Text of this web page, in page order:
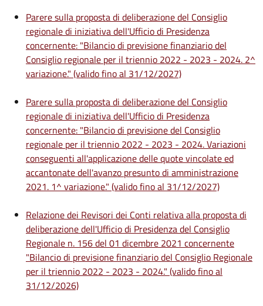
Parere sulla proposta di deliberazione del Consiglio
regionale di iniziativa dell'Ufficio di Presidenza
concernente: "Bilancio di previsione finanziario del
Consiglio regionale per il triennio 2022 - 2023 - 2024. 2^
variazione." (valido fino al 31/12/2027)
Parere sulla proposta di deliberazione del Consiglio
regionale di iniziativa dell'Ufficio di Presidenza
concernente: "Bilancio di previsione del Consiglio
regionale per il triennio 2022 - 2023 - 2024. Variazioni
conseguenti all'applicazione delle quote vincolate ed
accantonate dell'avanzo presunto di amministrazione
2021. 1^ variazione." (valido fino al 31/12/2027)
Relazione dei Revisori dei Conti relativa alla proposta di
deliberazione dell'Ufficio di Presidenza del Consiglio
Regionale n. 156 del 01 dicembre 2021 concernente
"Bilancio di previsione finanziario del Consiglio Regionale
per il triennio 2022 - 2023 - 2024." (valido fino al
31/12/2026)